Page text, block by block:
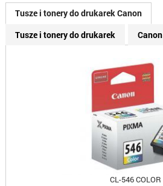
Tusze i tonery do drukarek Canon
Tusze i tonery do drukarek
Canon
CL-546 COLOR